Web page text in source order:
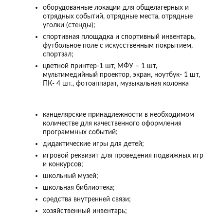
оборудованные локации для общелагерных и
отрядных событий, отрядные места, отрядные
уголки (стенды);
спортивная площадка и спортивный инвентарь,
футбольное поле с искусственным покрытием,
спортзал;
цветной принтер-1 шт, МФУ – 1 шт,
мультимедийный проектор, экран, ноутбук- 1 шт,
ПК- 4 шт., фотоаппарат, музыкальная колонка
канцелярские принадлежности в необходимом
количестве для качественного оформления
программных событий;
дидактические игры для детей;
игровой реквизит для проведения подвижных игр
и конкурсов;
школьный музей;
школьная библиотека;
средства внутренней связи;
хозяйственный инвентарь;